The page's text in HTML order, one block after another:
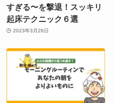
すぎる〜を撃退！スッキリ
起床テクニック６選
2023年3月26日